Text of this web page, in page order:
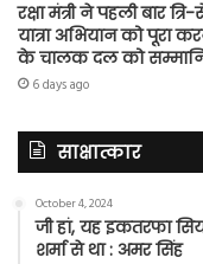
रक्षा मंत्री ने पहली बार
यात्रा अभियान को पूरा
के चालक दल को
6 days ago
साक्षात्कार
October 4, 2024
जी हां, यह इकतरफा
शर्मा से था : अमर सिंह